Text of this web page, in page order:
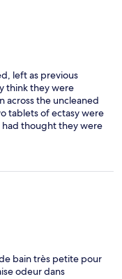
left as previous
think they were
across the uncleaned
tablets of ectasy were
thought they were
backed up with video
moved us to
not be repaid.there are
of booking for
at the bottom of
roll! Can't see why
level
about our complaints,
bain très petite pour
odeur dans